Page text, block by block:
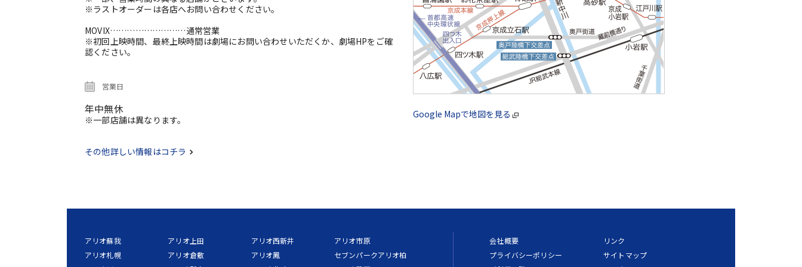
※ラストオーダーは各店へお問い合わせください。
MOVIX………………………通常営業
※初回上映時間、最終上映時間は劇場にお問い合わせいただくか、劇場HPをご確
認ください。
営業日
年中無休
※一部店舗は異なります。
その他詳しい情報はコチラ
Google Mapで地図を見る
アリオ蘇我
アリオ札幌
アリオ上田
アリオ倉敷
アリオ西新井
アリオ鳳
アリオ市原
セブンパークアリオ柏
会社概要
プライバシーポリシー
リンク
サイトマップ